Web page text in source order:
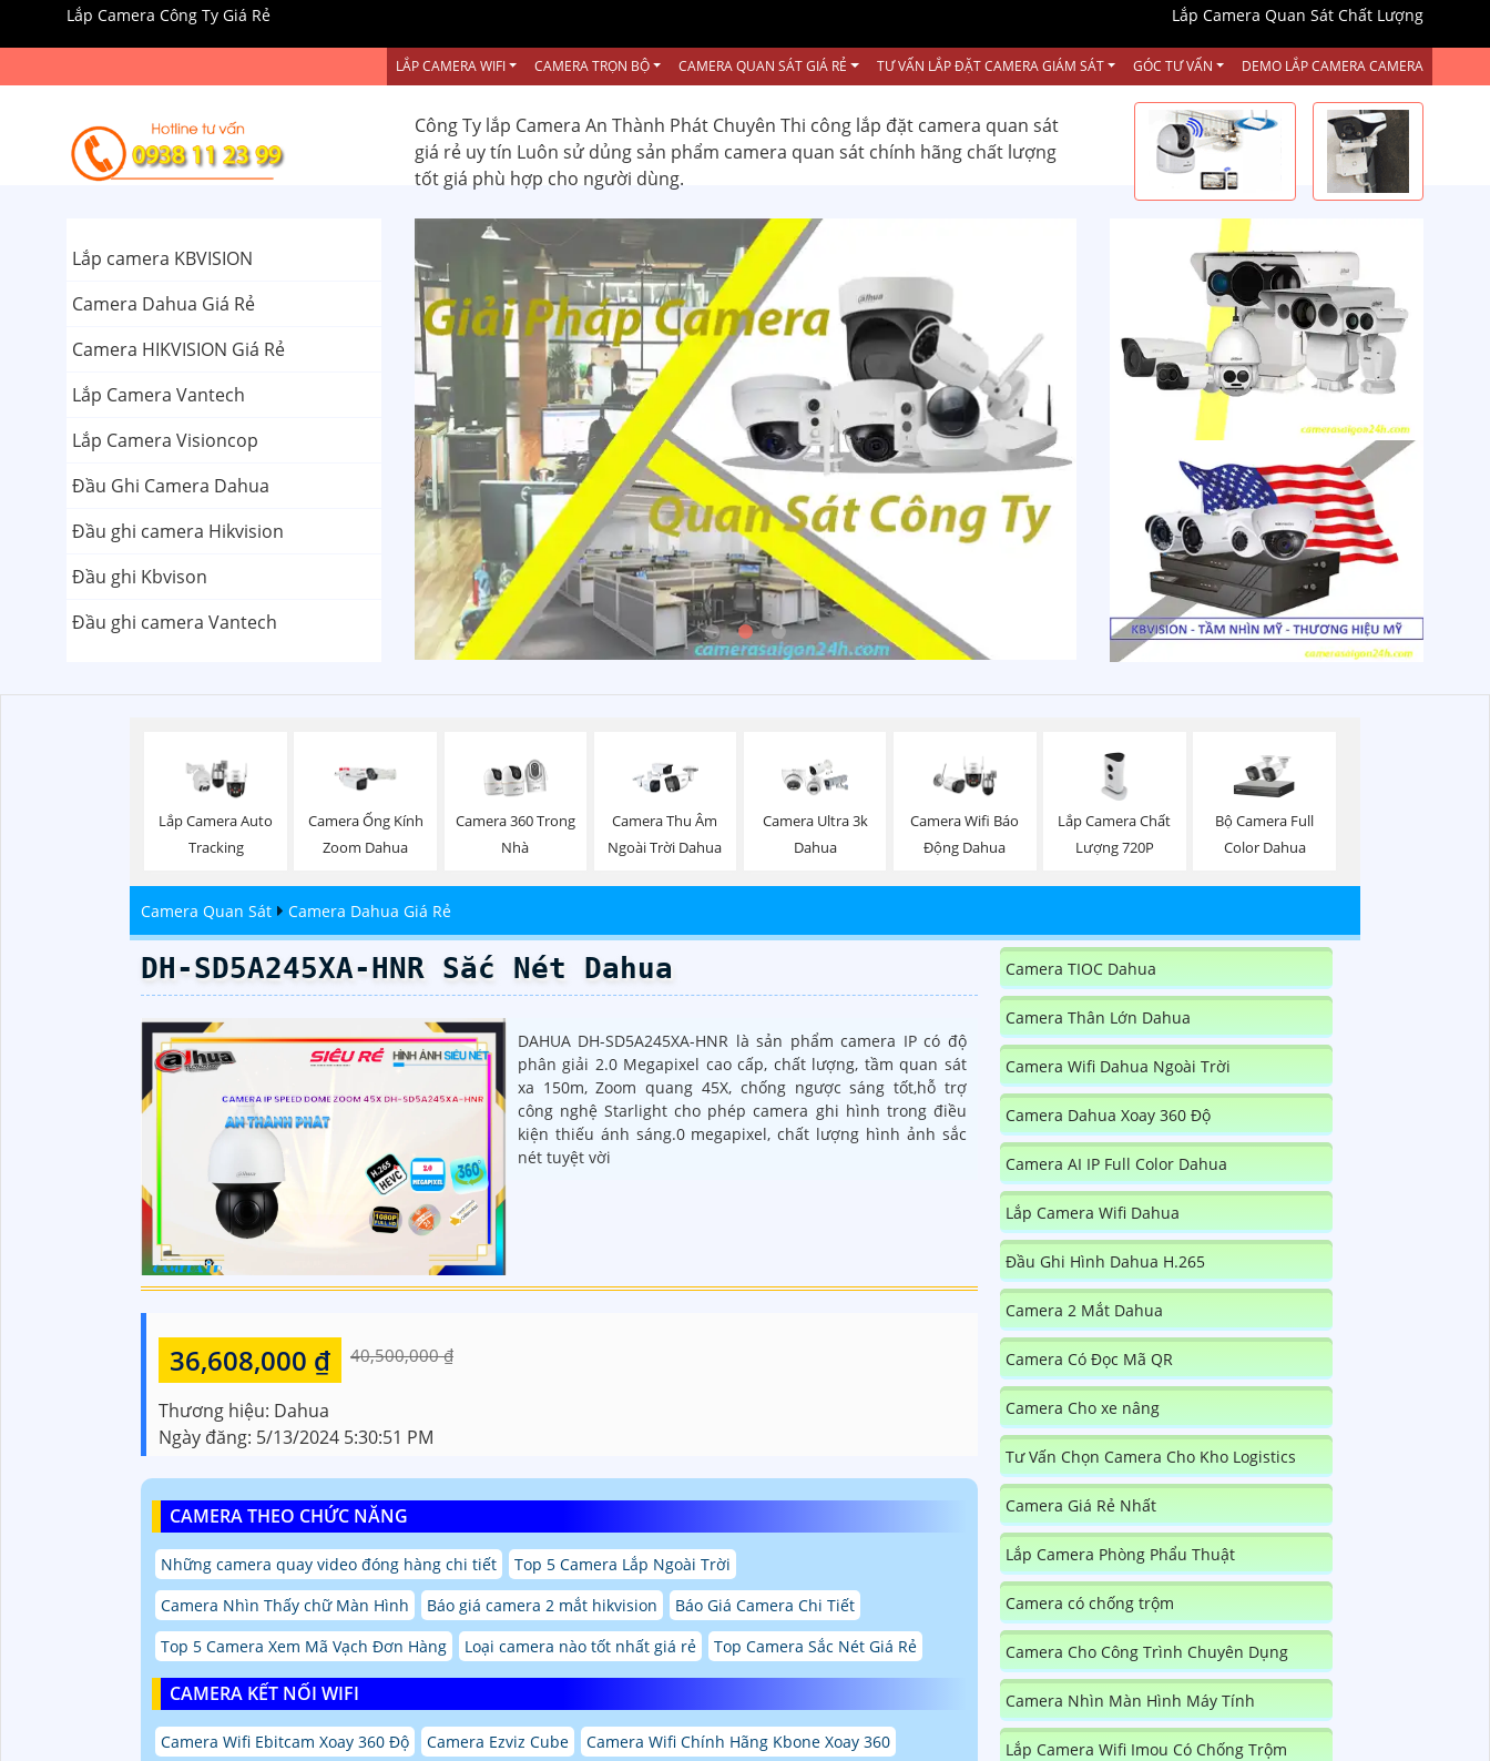
Lắp Camera Công Ty Giá Rẻ Lắp Camera Quan Sát Chất Lượng
LẮP CAMERA WIFI CAMERA TRỌN BỘ CAMERA QUAN SÁT GIÁ RẺ TƯ VẤN LẮP ĐẶT CAMERA GIÁM SÁT GÓC TƯ VẤN DEMO LẮP CAMERA CAMERA
Công Ty lắp Camera An Thành Phát Chuyên Thi công lắp đặt camera quan sát
giá rẻ uy tín Luôn sử dủng sản phẩm camera quan sát chính hãng chất lượng
tốt giá phù hợp cho người dùng.
Lắp camera KBVISION
Camera Dahua Giá Rẻ
Camera HIKVISION Giá Rẻ
Lắp Camera Vantech
Lắp Camera Visioncop
Đầu Ghi Camera Dahua
Đầu ghi camera Hikvision
Đầu ghi Kbvison
Đầu ghi camera Vantech
Lắp Camera Auto
Tracking
Camera Ống Kính
Zoom Dahua
Camera 360 Trong
Nhà
Camera Thu Âm
Ngoài Trời Dahua
Camera Ultra 3k
Dahua
Camera Wifi Báo
Động Dahua
Lắp Camera Chất
Lượng 720P
Bộ Camera Full
Color Dahua
Camera Quan Sát Camera Dahua Giá Rẻ
DH-SD5A245XA-HNR Sắc Nét Dahua
DAHUA DH-SD5A245XA-HNR là sản phẩm camera IP có độ
phân giải 2.0 Megapixel cao cấp, chất lượng, tầm quan sát
xa 150m, Zoom quang 45X, chống ngược sáng tốt,hỗ trợ
công nghệ Starlight cho phép camera ghi hình trong điều
kiện thiếu ánh sáng.0 megapixel, chất lượng hình ảnh sắc
nét tuyệt vời
36,608,000 ₫ 40,500,000 ₫
Thương hiệu: Dahua
Ngày đăng: 5/13/2024 5:30:51 PM
CAMERA THEO CHỨC NĂNG
Những camera quay video đóng hàng chi tiết
Top 5 Camera Lắp Ngoài Trời
Camera Nhìn Thấy chữ Màn Hình
Báo giá camera 2 mắt hikvision
Báo Giá Camera Chi Tiết
Top 5 Camera Xem Mã Vạch Đơn Hàng
Loại camera nào tốt nhất giá rẻ Top Camera Sắc Nét Giá Rẻ
CAMERA KẾT NỐI WIFI
Camera Wifi Ebitcam Xoay 360 Độ Camera Ezviz Cube
Camera Wifi Chính Hãng Kbone Xoay 360
Camera TIOC Dahua
Camera Thân Lớn Dahua
Camera Wifi Dahua Ngoài Trời
Camera Dahua Xoay 360 Độ
Camera AI IP Full Color Dahua
Lắp Camera Wifi Dahua
Đầu Ghi Hình Dahua H.265
Camera 2 Mắt Dahua
Camera Có Đọc Mã QR
Camera Cho xe nâng
Tư Vấn Chọn Camera Cho Kho Logistics
Camera Giá Rẻ Nhất
Lắp Camera Phòng Phẩu Thuật
Camera có chống trộm
Camera Cho Công Trình Chuyên Dụng
Camera Nhìn Màn Hình Máy Tính
Lắp Camera Wifi Imou Có Chống Trộm